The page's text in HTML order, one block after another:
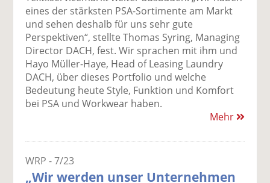
eines der stärksten PSA-Sortimente am Markt
und sehen deshalb für uns sehr gute
Perspektiven“, stellte Thomas Syring, Managing
Director DACH, fest. Wir sprachen mit ihm und
Hayo Müller-Haye, Head of Leasing Laundry
DACH, über dieses Portfolio und welche
Bedeutung heute Style, Funktion und Komfort
bei PSA und Workwear haben.
Mehr
WRP - 7/23
„Wir werden unser Unternehmen